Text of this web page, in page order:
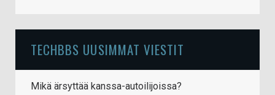
TECHBBS UUSIMMAT VIESTIT
Mikä ärsyttää kanssa-autoilijoissa?